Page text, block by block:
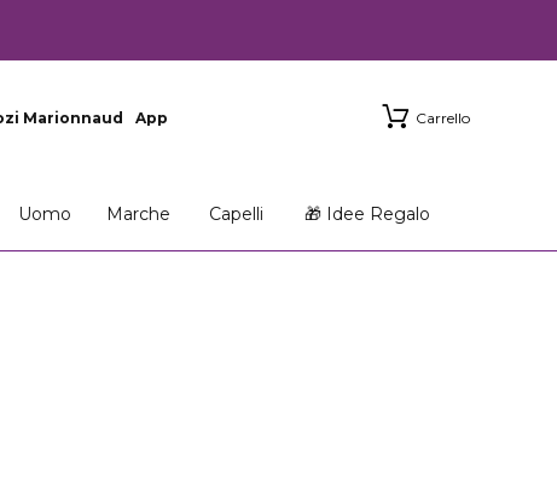
Marionnaud App Carrello
Uomo Marche Capelli 🎁 Idee Regalo